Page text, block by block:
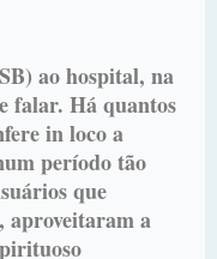
ao hospital, na
falar. Há quantos
in loco a
período tão
que
aproveitaram a